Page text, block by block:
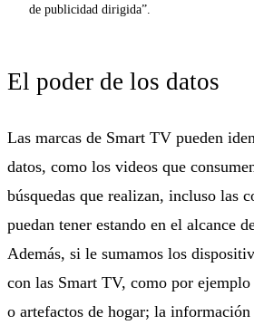
de publicidad dirigida”.
El poder de los datos
Las marcas de Smart TV pueden
datos, como los videos que
búsquedas que realizan, incluso las
puedan tener estando en el alcance
Además, si le sumamos los
con las Smart TV, como por
o artefactos de hogar; la